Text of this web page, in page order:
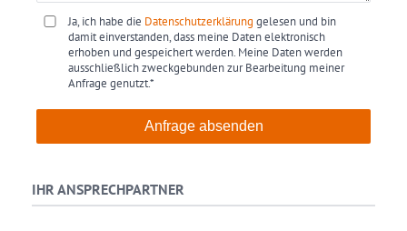
Ja, ich habe die Datenschutzerklärung gelesen und bin
damit einverstanden, dass meine Daten elektronisch
erhoben und gespeichert werden. Meine Daten werden
ausschließlich zweckgebunden zur Bearbeitung meiner
Anfrage genutzt.*
Anfrage absenden
IHR ANSPRECHPARTNER